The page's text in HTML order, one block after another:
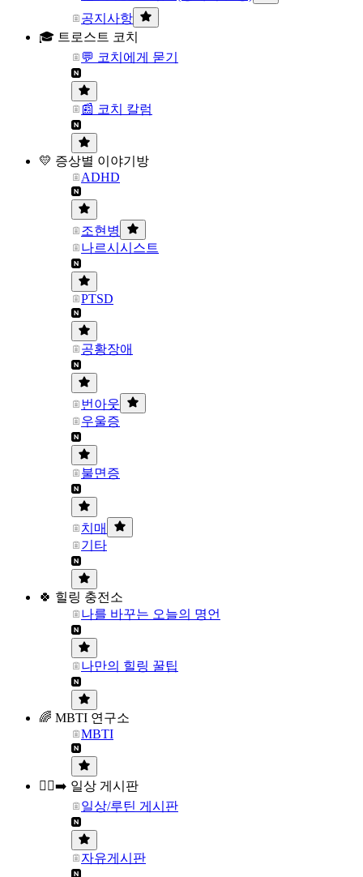
공지사항
🎓 트로스트 코치
💬 코치에게 묻기
📰 코치 칼럼
💛 증상별 이야기방
ADHD
조현병
나르시시스트
PTSD
공황장애
번아웃
우울증
불면증
치매
기타
🍀 힐링 충전소
나를 바꾸는 오늘의 명언
나만의 힐링 꿀팁
🌈 MBTI 연구소
MBTI
🏃‍♀️‍➡️ 일상 게시판
일상/루틴 게시판
자유게시판